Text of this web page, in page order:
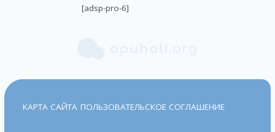
[adsp-pro-6]
КАРТА САЙТА ПОЛЬЗОВАТЕЛЬСКОЕ СОГЛАШЕНИЕ